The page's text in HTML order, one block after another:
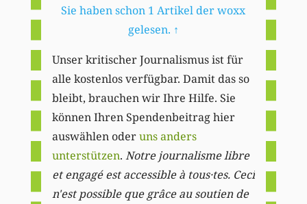
Sie haben schon 1 Artikel der woxx
gelesen. ↑
Unser kritischer Journalismus ist für
alle kostenlos verfügbar. Damit das so
bleibt, brauchen wir Ihre Hilfe. Sie
können Ihren Spendenbeitrag hier
auswählen oderuns anders
unterstützen. Notre journalisme libre
et engagé est accessible à tous·tes. Ceci
n'est possible que grâce au soutien de